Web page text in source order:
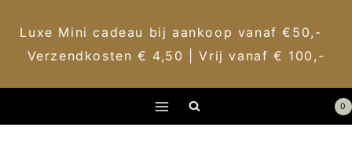
Luxe Mini cadeau bij aankoop vanaf €50,-
Verzendkosten € 4,50 | Vrij vanaf € 100,-
naar
0